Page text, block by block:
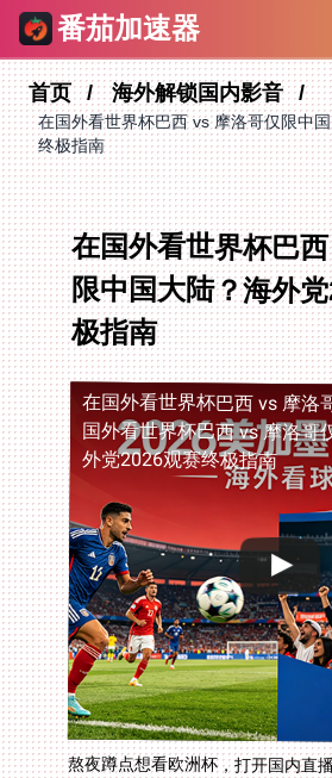
番茄加速器
首页 海外解锁国内影音
在国外看世界杯巴西 vs 摩洛哥仅限中
终极指南
在国外看世界杯巴
限中国大陆？海外
极指南
在国外看世界杯巴西 vs 摩洛
外党2026观赛终极指南
熬夜蹲点想看欧洲杯，打开国内直
区不可播放”？在海外怎么看欧洲杯
事，成了无数留学生、海外工作者
版权地域限制让你错过巴西vs摩洛
vs加拿大的小组赛都只能刷文字直
2026美加墨世界杯的观赛安排。别
用对工具，突破地域壁垒，还能享